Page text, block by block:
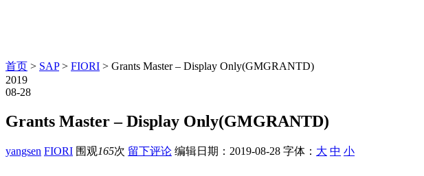
首页 > SAP> FIORI > Grants Master – Display Only(GMGRANTD)
2019
08-28
Grants Master – Display Only(GMGRANTD)
yangsen FIORI 围观165次 留下评论 编辑日期： 2019-08-28 字体： 大 中 小